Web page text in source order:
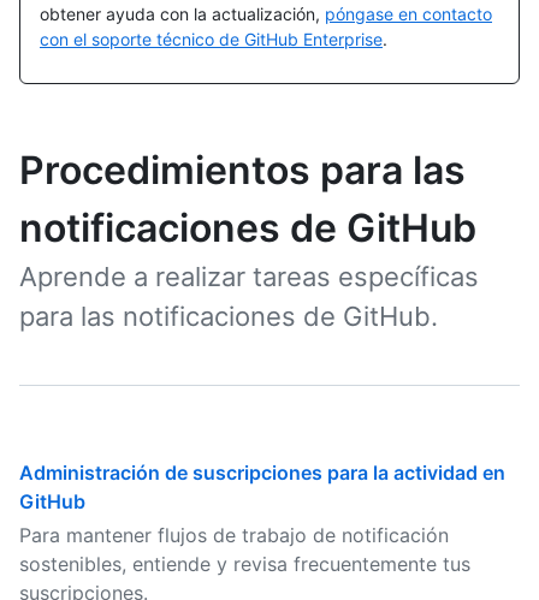
obtener ayuda con la actualización, póngase en contacto
con el soporte técnico de GitHub Enterprise.
Procedimientos para las
notificaciones de GitHub
Aprende a realizar tareas específicas
para las notificaciones de GitHub.
Administración de suscripciones para la actividad en
GitHub
Para mantener flujos de trabajo de notificación
sostenibles, entiende y revisa frecuentemente tus
suscripciones.